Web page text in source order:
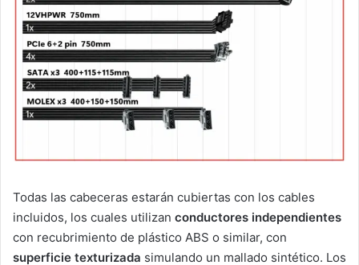
Todas las cabeceras estarán cubiertas con los cables
incluidos, los cuales utilizan conductores independientes
con recubrimiento de plástico ABS o similar, con
superficie texturizada simulando un mallado sintético. Los